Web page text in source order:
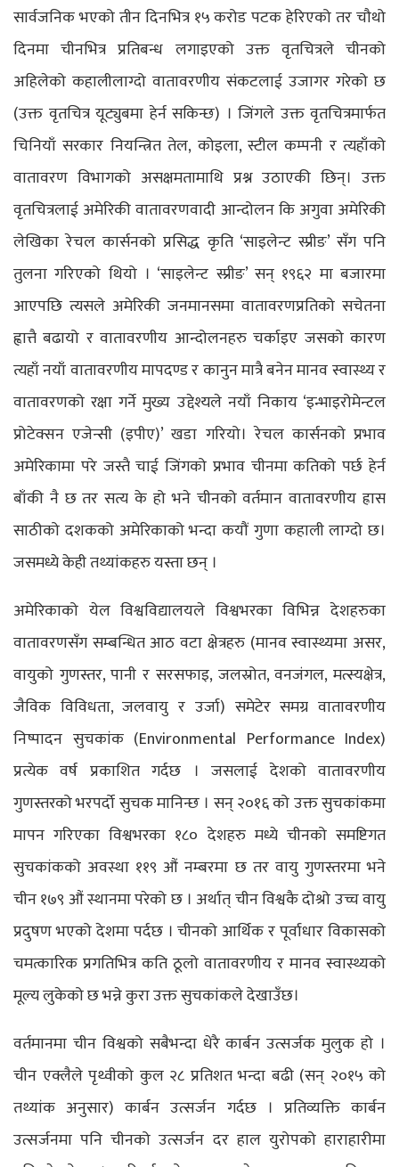
सार्वजनिक भएको तीन दिनभित्र १५ करोड पटक हेरिएको तर चौथो
दिनमा चीनभित्र प्रतिबन्ध लगाइएको उक्त वृतचित्रले चीनको
अहिलेको कहालीलाग्दो वातावरणीय संकटलाई उजागर गरेको छ
(उक्त वृतचित्र यूट्युबमा हेर्न सकिन्छ) । जिंगले उक्त वृतचित्रमार्फत
चिनियाँ सरकार नियन्त्रित तेल, कोइला, स्टील कम्पनी र त्यहाँको
वातावरण विभागको असक्षमतामाथि प्रश्न उठाएकी छिन्। उक्त
वृतचित्रलाई अमेरिकी वातावरणवादी आन्दोलन कि अगुवा अमेरिकी
लेखिका रेचल कार्सनको प्रसिद्ध कृति ‘साइलेन्ट स्प्रीङ’ सँग पनि
तुलना गरिएको थियो । ‘साइलेन्ट स्प्रीङ’ सन् १९६२ मा बजारमा
आएपछि त्यसले अमेरिकी जनमानसमा वातावरणप्रतिको सचेतना
ह्वात्तै बढायो र वातावरणीय आन्दोलनहरु चर्काइए जसको कारण
त्यहाँ नयाँ वातावरणीय मापदण्ड र कानुन मात्रै बनेन मानव स्वास्थ्य र
वातावरणको रक्षा गर्ने मुख्य उद्देश्यले नयाँ निकाय ‘इन्भाइरोमेन्टल
प्रोटेक्सन एजेन्सी (इपीए)’ खडा गरियो। रेचल कार्सनको प्रभाव
अमेरिकामा परे जस्तै चाई जिंगको प्रभाव चीनमा कतिको पर्छ हेर्न
बाँकी नै छ तर सत्य के हो भने चीनको वर्तमान वातावरणीय ह्रास
साठीको दशकको अमेरिकाको भन्दा कयौं गुणा कहाली लाग्दो छ।
जसमध्ये केही तथ्यांकहरु यस्ता छन् ।
अमेरिकाको येल विश्वविद्यालयले विश्वभरका विभिन्न देशहरुका
वातावरणसँग सम्बन्धित आठ वटा क्षेत्रहरु (मानव स्वास्थ्यमा असर,
वायुको गुणस्तर, पानी र सरसफाइ, जलस्रोत, वनजंगल, मत्स्यक्षेत्र,
जैविक विविधता, जलवायु र उर्जा) समेटेर समग्र वातावरणीय
निष्पादन सुचकांक (Environmental Performance Index)
प्रत्येक वर्ष प्रकाशित गर्दछ । जसलाई देशको वातावरणीय
गुणस्तरको भरपर्दो सुचक मानिन्छ । सन् २०१६ को उक्त सुचकांकमा
मापन गरिएका विश्वभरका १८० देशहरु मध्ये चीनको समष्टिगत
सुचकांकको अवस्था ११९ औं नम्बरमा छ तर वायु गुणस्तरमा भने
चीन १७९ औं स्थानमा परेको छ । अर्थात् चीन विश्वकै दोश्रो उच्च वायु
प्रदुषण भएको देशमा पर्दछ । चीनको आर्थिक र पूर्वाधार विकासको
चमत्कारिक प्रगतिभित्र कति ठूलो वातावरणीय र मानव स्वास्थ्यको
मूल्य लुकेको छ भन्ने कुरा उक्त सुचकांकले देखाउँछ।
वर्तमानमा चीन विश्वको सबैभन्दा धेरै कार्बन उत्सर्जक मुलुक हो ।
चीन एक्लैले पृथ्वीको कुल २८ प्रतिशत भन्दा बढी (सन् २०१५ को
तथ्यांक अनुसार) कार्बन उत्सर्जन गर्दछ । प्रतिव्यक्ति कार्बन
उत्सर्जनमा पनि चीनको उत्सर्जन दर हाल युरोपको हाराहारीमा